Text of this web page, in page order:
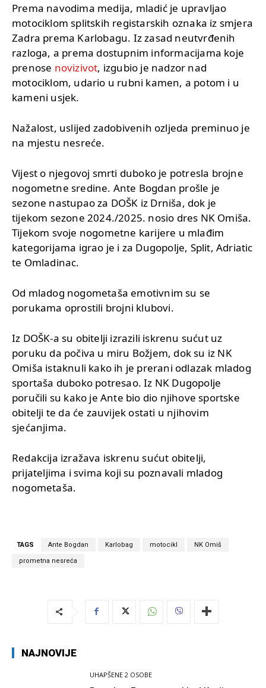
Prema navodima medija, mladić je upravljao
motociklom splitskih registarskih oznaka iz smjera
Zadra prema Karlobagu. Iz zasad neutvrđenih
razloga, a prema dostupnim informacijama koje
prenose novizivot, izgubio je nadzor nad
motociklom, udario u rubni kamen, a potom i u
kameni usjek.
Nažalost, uslijed zadobivenih ozljeda preminuo je
na mjestu nesreće.
Vijest o njegovoj smrti duboko je potresla brojne
nogometne sredine. Ante Bogdan prošle je
sezone nastupao za DOŠK iz Drniša, dok je
tijekom sezone 2024./2025. nosio dres NK Omiša.
Tijekom svoje nogometne karijere u mlađim
kategorijama igrao je i za Dugopolje, Split, Adriatic
te Omladinac.
Od mladog nogometaša emotivnim su se
porukama oprostili brojni klubovi.
Iz DOŠK-a su obitelji izrazili iskrenu sućut uz
poruku da počiva u miru Božjem, dok su iz NK
Omiša istaknuli kako ih je prerani odlazak mladog
sportaša duboko potresao. Iz NK Dugopolje
poručili su kako je Ante bio dio njihove sportske
obitelji te da će zauvijek ostati u njihovim
sjećanjima.
Redakcija izražava iskrenu sućut obitelji,
prijateljima i svima koji su poznavali mladog
nogometaša.
TAGS Ante Bogdan Karlobag motocikl NK Omiš
prometna nesreća
NAJNOVIJE
UHAPŠENE 2 OSOBE